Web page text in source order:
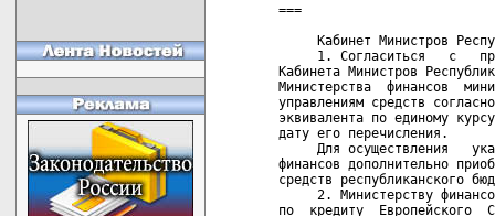
===
Кабинет Министров
1. Согласиться   с
Кабинета Министров
Министерства  финансов
управлениям средств
эквивалента по единому
дату его перечисления.
Для осуществления
финансов дополнительно
средств республиканского
2. Министерству
по  кредиту  Европейского